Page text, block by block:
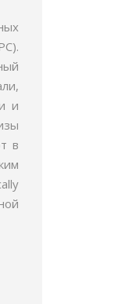
и
в